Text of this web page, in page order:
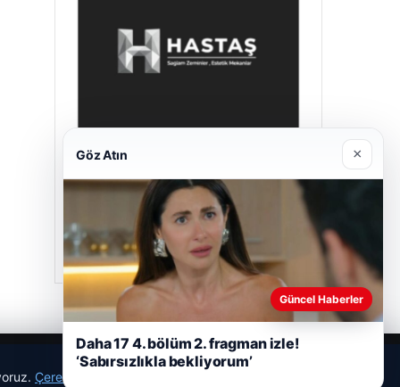
Hastaş Beton
Çerez Politikamız
Göz Atın ×
Güncel Haberler
Daha 17 4. bölüm 2. fragman izle!
‘Sabırsızlıkla bekliyorum’